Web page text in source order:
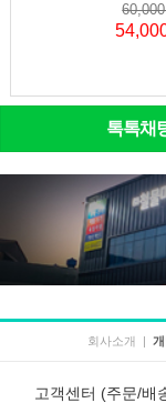
톡톡채
회사소개 |
고객센터 (주문/배